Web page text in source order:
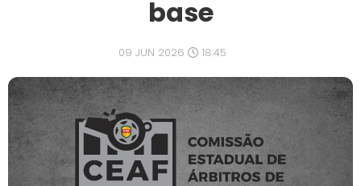
base
09 JUN 2026 18:45